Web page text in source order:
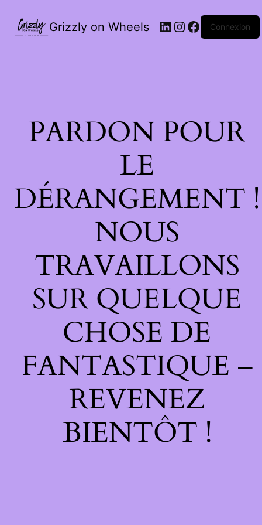
Grizzly on Wheels LinkedIn
Instagram
Facebook
Connexion
PARDON POUR
LE
DÉRANGEMENT !
NOUS
TRAVAILLONS
SUR QUELQUE
CHOSE DE
FANTASTIQUE –
REVENEZ
BIENTÔT !